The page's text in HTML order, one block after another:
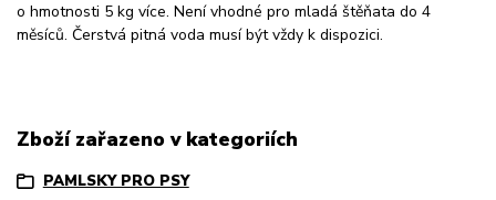
o hmotnosti 5 kg více. Není vhodné pro mladá štěňata do 4
měsíců. Čerstvá pitná voda musí být vždy k dispozici.
Zboží zařazeno v kategoriích
PAMLSKY PRO PSY